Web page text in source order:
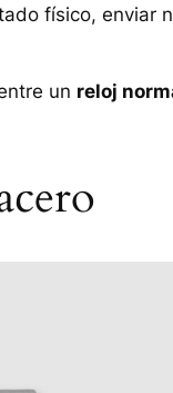
físico, enviar
un reloj